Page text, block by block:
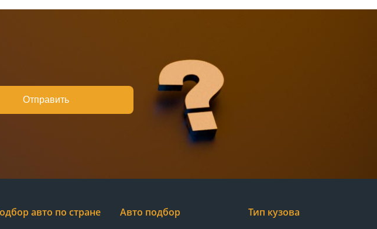
Отправить
авто по стране Авто подбор Тип кузова